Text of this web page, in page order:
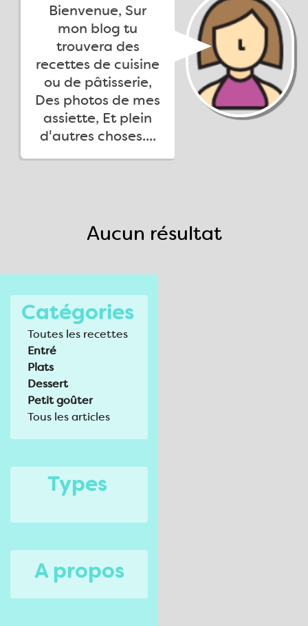
Catégories
Toutes les recettes
Entré
Plats
Dessert
Petit goûter
Tous les articles
Types
A propos
Bienvenue, Sur
mon blog tu
trouvera des
recettes de cuisine
ou de pâtisserie,
Des photos de mes
assiette, Et plein
d'autres choses....
Aucun résultat